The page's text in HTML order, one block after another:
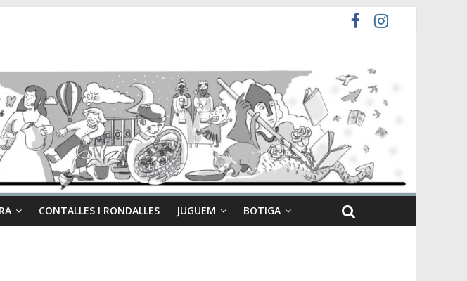
CONTALLES I RONDALLES JUGUEM BOTIGA